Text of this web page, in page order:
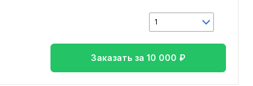
1
Заказать за 10 000 ₽